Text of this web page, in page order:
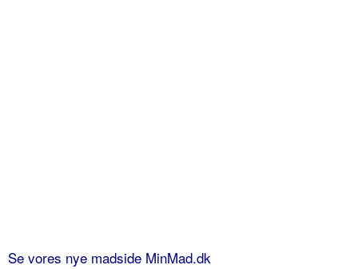
Se vores nye madside MinMad.dk